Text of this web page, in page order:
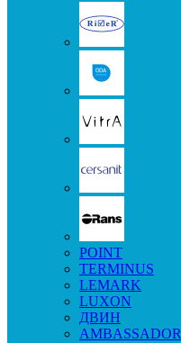
POINT
TERMINUS
LEMARK
LUXON
ДВИН
AMBASSADOR